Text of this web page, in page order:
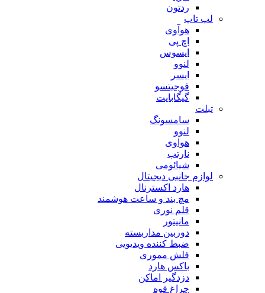
ردتون
لپ تاپ
هوآوی
اچ پی
ایسوس
لنوو
ایسر
فوجیتسو
گیگابایت
تبلت
سامسونگ
لنوو
هواوی
نارتب
شیائومی
لوازم جانبی دیجیتال
هارد اکسترنال
مچ بند و ساعت هوشمند
قلم نوری
مانیتور
دوربین مداربسته
ضبط کننده ویدیویی
فلش مموری
باکس هارد
دزدگیر اماکن
چراغ قوه